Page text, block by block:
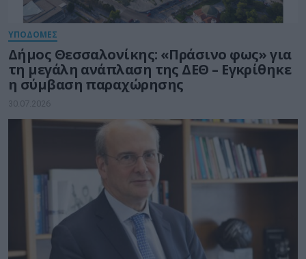
ΥΠΟΔΟΜΕΣ
Δήμος Θεσσαλονίκης: «Πράσινο φως» για
τη μεγάλη ανάπλαση της ΔΕΘ – Εγκρίθηκε
η σύμβαση παραχώρησης
30.07.2026